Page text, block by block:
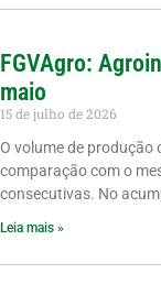
FGVAgro:
maio
15 de julho de 2026
O volume de produção
comparação com o
consecutivas. No
Leia mais »